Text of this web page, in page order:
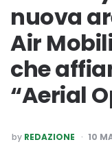
nuova
Air
che
“Aerial
POSTED
BY
by REDAZIONE 10